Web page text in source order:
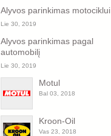
Alyvos parinkimas motociklui
Lie 30, 2019
Alyvos parinkimas pagal
automobilį
Lie 30, 2019
Motul
Bal 03, 2018
Kroon-Oil
Vas 23, 2018